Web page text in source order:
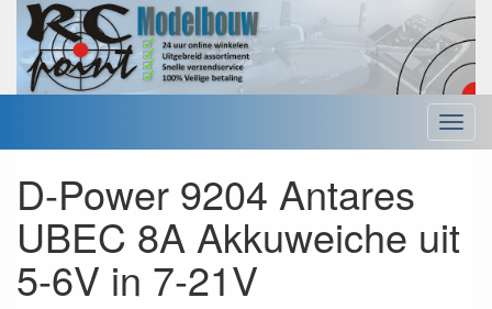
Menu
D-Power 9204 Antares
UBEC 8A Akkuweiche uit
5-6V in 7-21V